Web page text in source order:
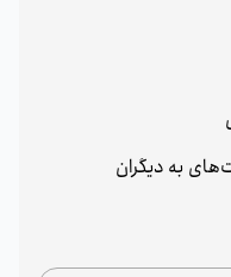
به دیگران